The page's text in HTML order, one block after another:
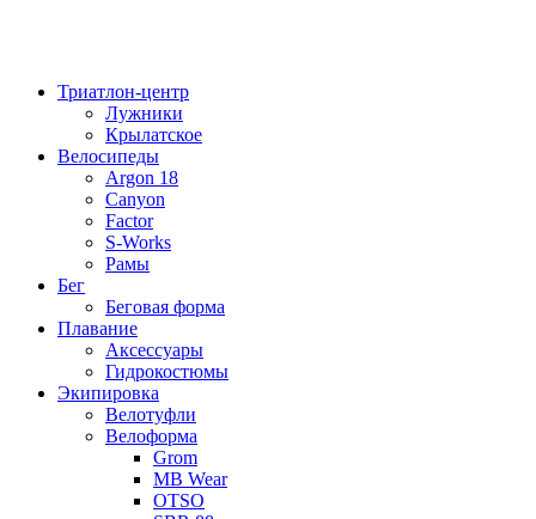
Триатлон-центр
Лужники
Крылатское
Велосипеды
Argon 18
Canyon
Factor
S-Works
Рамы
Бег
Беговая форма
Плавание
Аксессуары
Гидрокостюмы
Экипировка
Велотуфли
Велоформа
Grom
MB Wear
OTSO